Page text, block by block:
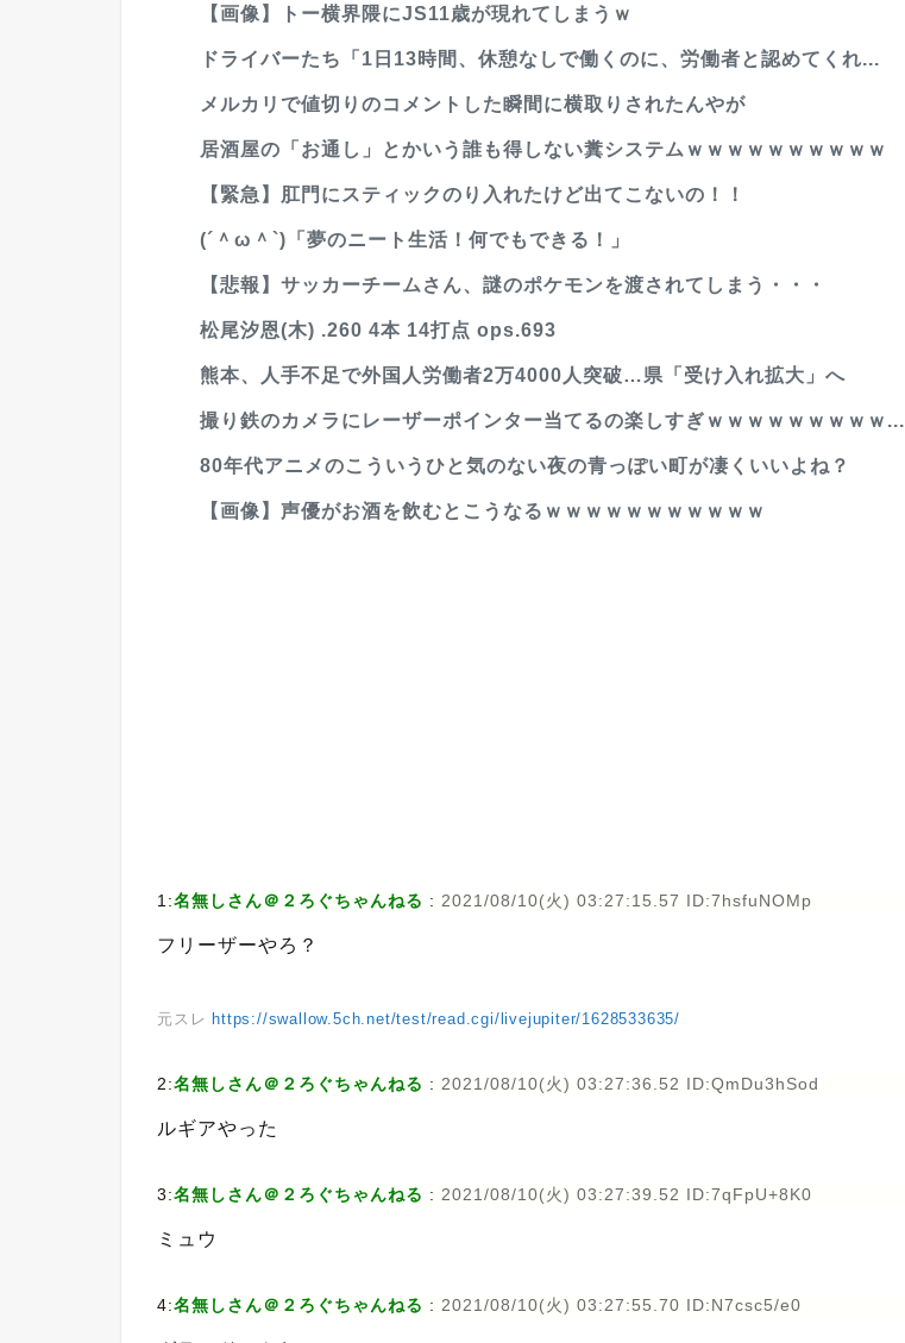
【画像】トー横界隈にJS11歳が現れてしまうｗ
ドライバーたち「1日13時間、休憩なしで働くのに、労働者と認めてくれ...
メルカリで値切りのコメントした瞬間に横取りされたんやが
居酒屋の「お通し」とかいう誰も得しない糞システムｗｗｗｗｗｗｗｗｗｗ
【緊急】肛門にスティックのり入れたけど出てこないの！！
(´＾ω＾`)「夢のニート生活！何でもできる！」
【悲報】サッカーチームさん、謎のポケモンを渡されてしまう・・・
松尾汐恩(木) .260 4本 14打点 ops.693
熊本、人手不足で外国人労働者2万4000人突破…県「受け入れ拡大」へ
撮り鉄のカメラにレーザーポインター当てるの楽しすぎｗｗｗｗｗｗｗｗｗ...
80年代アニメのこういうひと気のない夜の青っぽい町が凄くいいよね？
【画像】声優がお酒を飲むとこうなるｗｗｗｗｗｗｗｗｗｗｗ
1:名無しさん＠２ろぐちゃんねる : 2021/08/10(火) 03:27:15.57 ID:7hsfuNOMp
フリーザーやろ？
元スレ https://swallow.5ch.net/test/read.cgi/livejupiter/1628533635/
2:名無しさん＠２ろぐちゃんねる : 2021/08/10(火) 03:27:36.52 ID:QmDu3hSod
ルギアやった
3:名無しさん＠２ろぐちゃんねる : 2021/08/10(火) 03:27:39.52 ID:7qFpU+8K0
ミュウ
4:名無しさん＠２ろぐちゃんねる : 2021/08/10(火) 03:27:55.70 ID:N7csc5/e0